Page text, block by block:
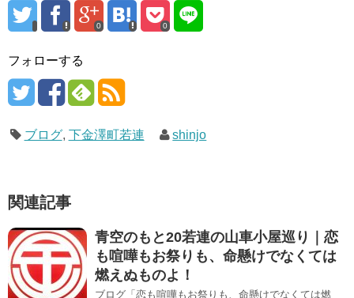
0 0
フォローする
ブログ, 下金澤町若連 shinjo
関連記事
青空のもと20若連の山車小屋巡り｜恋
も喧嘩もお祭りも、命懸けでなくては
燃えぬものよ！
ブログ「恋も喧嘩もお祭りも、命懸けでなくては燃